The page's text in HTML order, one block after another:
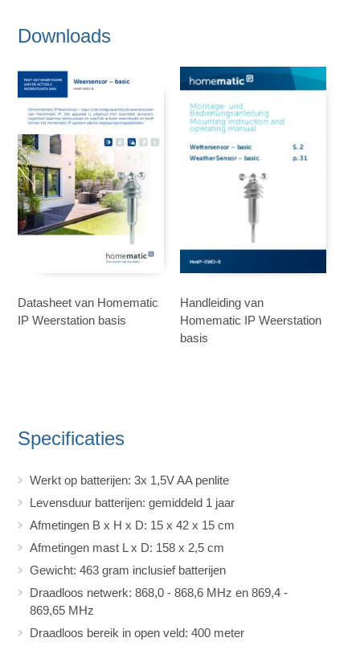
Downloads
Datasheet van Homematic
IP Weerstation basis
Handleiding van
Homematic IP Weerstation
basis
Specificaties
Werkt op batterijen: 3x 1,5V AA penlite
Levensduur batterijen: gemiddeld 1 jaar
Afmetingen B x H x D: 15 x 42 x 15 cm
Afmetingen mast L x D: 158 x 2,5 cm
Gewicht: 463 gram inclusief batterijen
Draadloos netwerk: 868,0 - 868,6 MHz en 869,4 -
869,65 MHz
Draadloos bereik in open veld: 400 meter